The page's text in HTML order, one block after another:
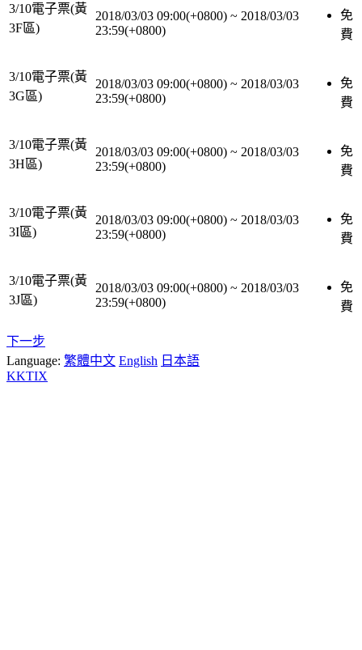
3/10電子票(黃
3F區)
2018/03/03 09:00(+0800) ~ 2018/03/03
23:59(+0800)
免
費
3/10電子票(黃
3G區)
2018/03/03 09:00(+0800) ~ 2018/03/03
23:59(+0800)
免
費
3/10電子票(黃
3H區)
2018/03/03 09:00(+0800) ~ 2018/03/03
23:59(+0800)
免
費
3/10電子票(黃
3I區)
2018/03/03 09:00(+0800) ~ 2018/03/03
23:59(+0800)
免
費
3/10電子票(黃
3J區)
2018/03/03 09:00(+0800) ~ 2018/03/03
23:59(+0800)
免
費
下一步
Language: 繁體中文 English 日本語
KKTIX